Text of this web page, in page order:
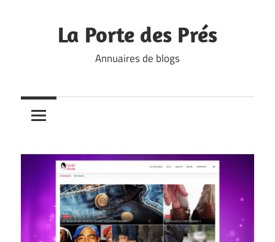
La Porte des Prés
Annuaires de blogs